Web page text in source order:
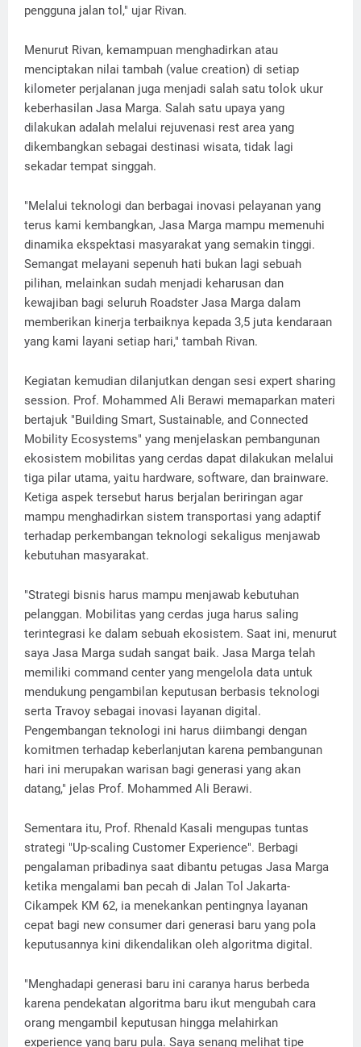
pengguna jalan tol," ujar Rivan.
Menurut Rivan, kemampuan menghadirkan atau
menciptakan nilai tambah (value creation) di setiap
kilometer perjalanan juga menjadi salah satu tolok ukur
keberhasilan Jasa Marga. Salah satu upaya yang
dilakukan adalah melalui rejuvenasi rest area yang
dikembangkan sebagai destinasi wisata, tidak lagi
sekadar tempat singgah.
"Melalui teknologi dan berbagai inovasi pelayanan yang
terus kami kembangkan, Jasa Marga mampu memenuhi
dinamika ekspektasi masyarakat yang semakin tinggi.
Semangat melayani sepenuh hati bukan lagi sebuah
pilihan, melainkan sudah menjadi keharusan dan
kewajiban bagi seluruh Roadster Jasa Marga dalam
memberikan kinerja terbaiknya kepada 3,5 juta kendaraan
yang kami layani setiap hari," tambah Rivan.
Kegiatan kemudian dilanjutkan dengan sesi expert sharing
session. Prof. Mohammed Ali Berawi memaparkan materi
bertajuk "Building Smart, Sustainable, and Connected
Mobility Ecosystems" yang menjelaskan pembangunan
ekosistem mobilitas yang cerdas dapat dilakukan melalui
tiga pilar utama, yaitu hardware, software, dan brainware.
Ketiga aspek tersebut harus berjalan beriringan agar
mampu menghadirkan sistem transportasi yang adaptif
terhadap perkembangan teknologi sekaligus menjawab
kebutuhan masyarakat.
"Strategi bisnis harus mampu menjawab kebutuhan
pelanggan. Mobilitas yang cerdas juga harus saling
terintegrasi ke dalam sebuah ekosistem. Saat ini, menurut
saya Jasa Marga sudah sangat baik. Jasa Marga telah
memiliki command center yang mengelola data untuk
mendukung pengambilan keputusan berbasis teknologi
serta Travoy sebagai inovasi layanan digital.
Pengembangan teknologi ini harus diimbangi dengan
komitmen terhadap keberlanjutan karena pembangunan
hari ini merupakan warisan bagi generasi yang akan
datang," jelas Prof. Mohammed Ali Berawi.
Sementara itu, Prof. Rhenald Kasali mengupas tuntas
strategi "Up-scaling Customer Experience". Berbagi
pengalaman pribadinya saat dibantu petugas Jasa Marga
ketika mengalami ban pecah di Jalan Tol Jakarta-
Cikampek KM 62, ia menekankan pentingnya layanan
cepat bagi new consumer dari generasi baru yang pola
keputusannya kini dikendalikan oleh algoritma digital.
"Menghadapi generasi baru ini caranya harus berbeda
karena pendekatan algoritma baru ikut mengubah cara
orang mengambil keputusan hingga melahirkan
experience yang baru pula. Saya senang melihat tipe